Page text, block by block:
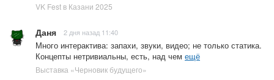
VK Fest в Казани 2025
Даня 2 дня назад 11:40
Много интерактива: запахи, звуки, видео; не только статика.
Концепты нетривиальны, есть, над чем ещё
Выставка «Черновик будущего»